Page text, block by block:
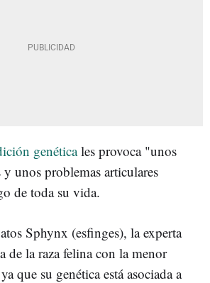
genéticales provoca "unos
unos problemas articulares
de toda su vida.
Sphynx (esfinges), la experta
de la raza felina con la menor
que su genética está asociada a